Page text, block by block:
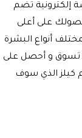
إلكترونية تضم
على أعلى
أنواع البشرة
أشراقة خلابة و بشرة صحية 100% . تسوق و أحصل على
الذي سوف